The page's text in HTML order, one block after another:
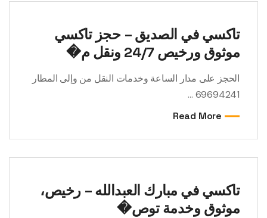
تاكسي في الصديق – حجز تاكسي
موثوق ورخيص 24/7 ونقل م�
الحجز على مدار الساعة وخدمات النقل من وإلى المطار
69694241 ...
Read More
تاكسي في مبارك العبدالله – رخيص،
موثوق وخدمة توص�